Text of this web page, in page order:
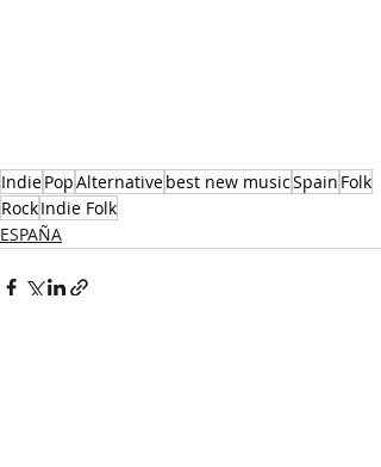
IndiePopAlternativebest new musicSpain Folk
RockIndie Folk
ESPAÑA